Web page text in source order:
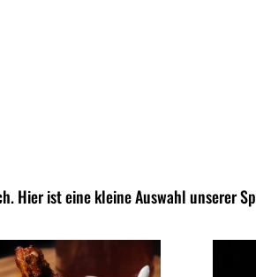
Hier ist eine kleine Auswahl unserer